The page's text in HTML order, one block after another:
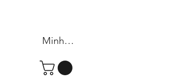
Minha conta